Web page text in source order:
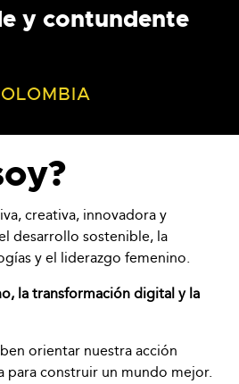
y contundente
creativa, innovadora y
desarrollo sostenible, la
y el liderazgo femenino.
la transformación digital y la
orientar nuestra acción
para construir un mundo mejor.